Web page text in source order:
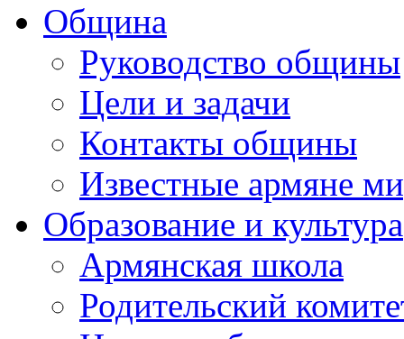
Община
Руководство общины
Цели и задачи
Контакты общины
Известные армяне
Образование и культура
Армянская школа
Родительский